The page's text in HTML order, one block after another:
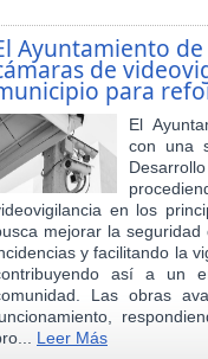
Ayuntamiento
de
para
El
con una
en los
mejorar la
y facilitando la
así a un
Las obras
Leer Más